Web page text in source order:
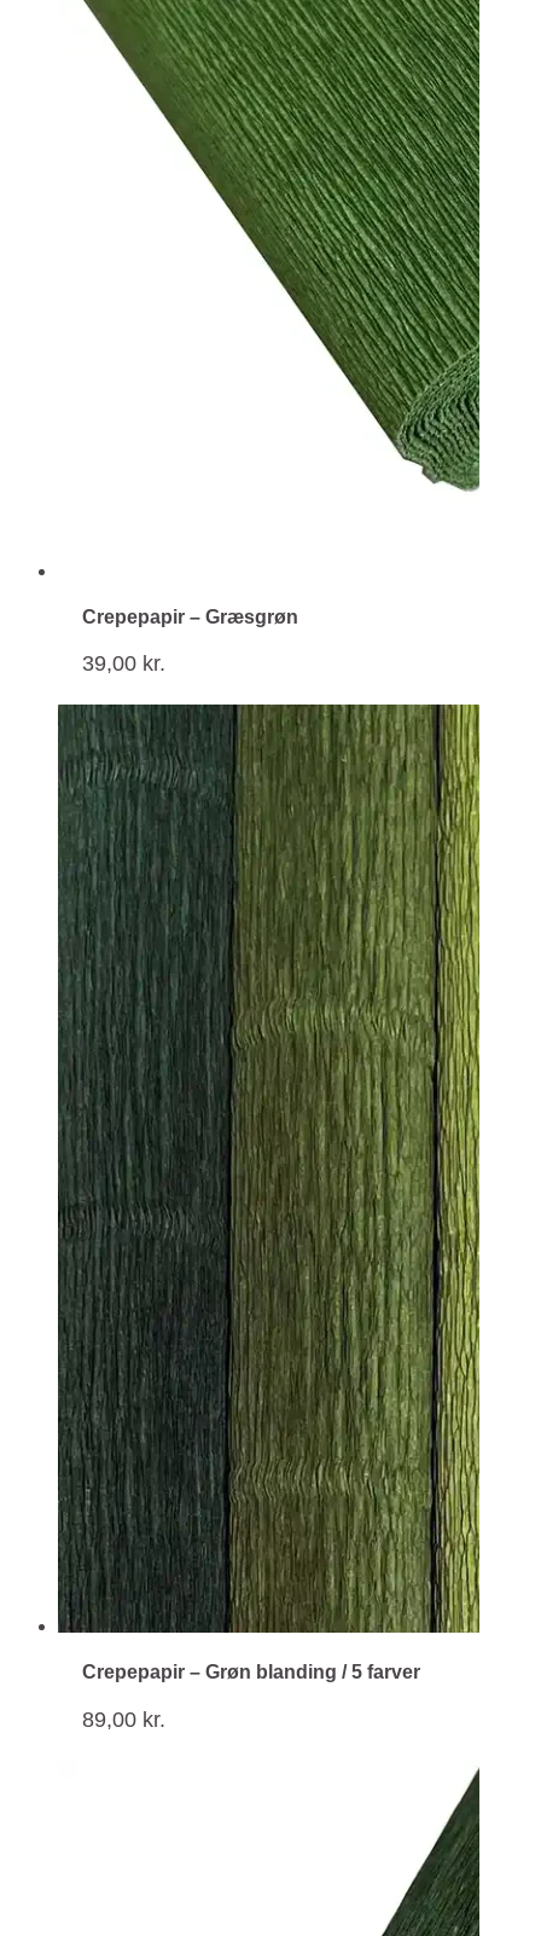
Crepepapir – Græsgrøn
39,00 kr.
Crepepapir – Grøn blanding / 5 farver
89,00 kr.